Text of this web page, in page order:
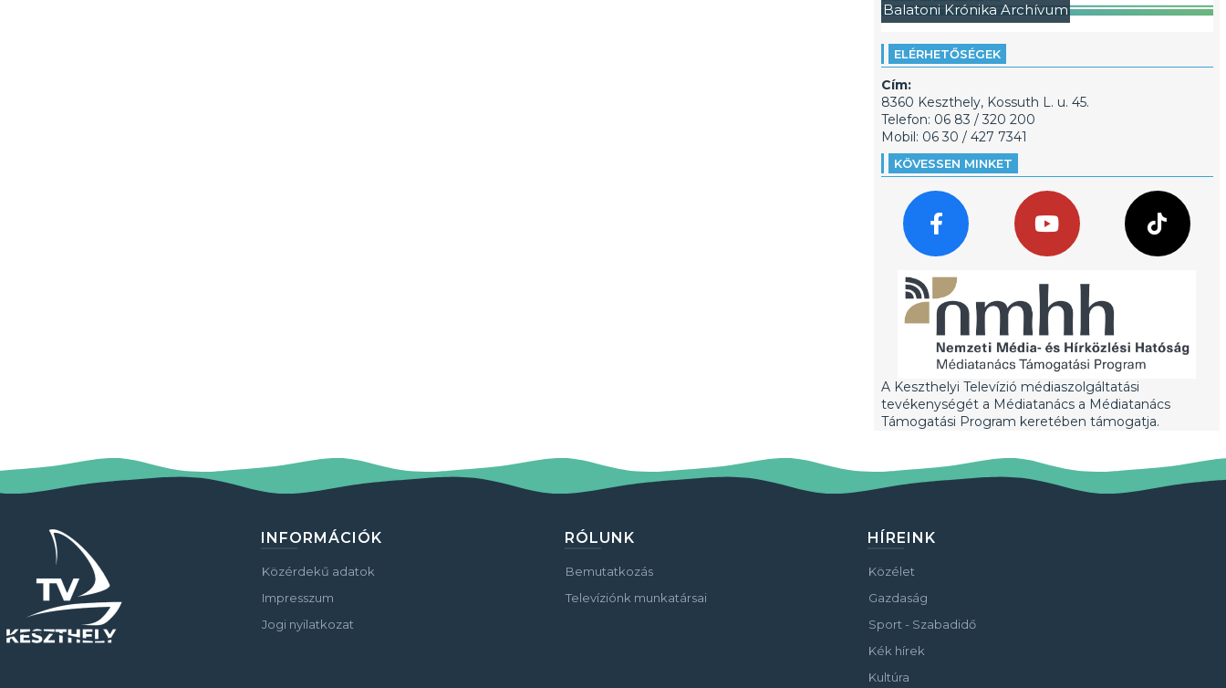
Balatoni Krónika Archívum
ELÉRHETŐSÉGEK
Cím:
8360 Keszthely, Kossuth L. u. 45.
Telefon: 06 83 / 320 200
Mobil: 06 30 / 427 7341
KÖVESSEN MINKET
A Keszthelyi Televízió médiaszolgáltatási
tevékenységét a Médiatanács a Médiatanács
Támogatási Program keretében támogatja.
INFORMÁCIÓK
Közérdekű adatok
Impresszum
Jogi nyilatkozat
RÓLUNK
Bemutatkozás
Televíziónk munkatársai
HÍREINK
Közélet
Gazdaság
Sport - Szabadidő
Kék hírek
Kultúra